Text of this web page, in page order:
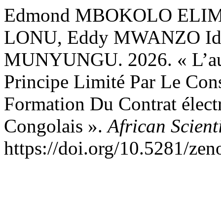
Edmond MBOKOLO
LONU, Eddy MWANZO
MUNYUNGU. 2026. «
Principe Limité Par Le
Formation Du Contrat
Congolais ».African
https://doi.org/10.5281/